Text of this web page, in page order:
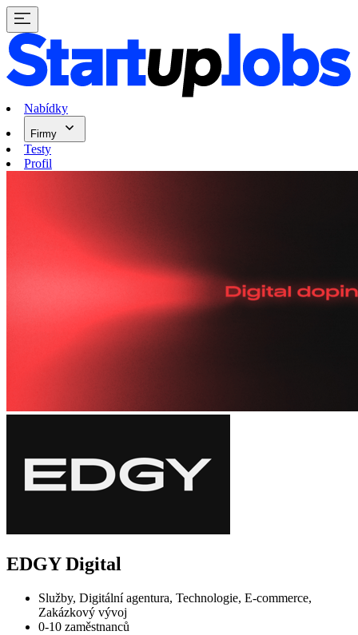
Nabídky
Firmy
Testy
Profil
EDGY Digital
Služby, Digitální agentura, Technologie, E-commerce,
Zakázkový vývoj
0-10 zaměstnanců